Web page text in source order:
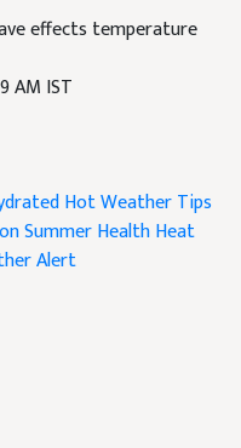
effects temperature
AM IST
Hot Weather Tips
Summer HealthHeat
Alert